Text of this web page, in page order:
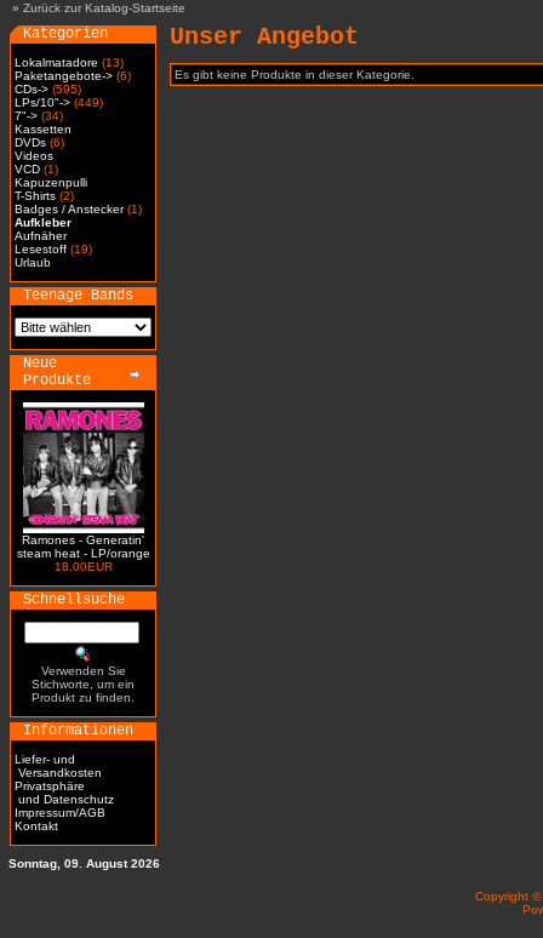
» Zurück zur Katalog-Startseite
Kategorien
Lokalmatadore (13)
Paketangebote-> (6)
CDs-> (595)
LPs/10"-> (449)
7"-> (34)
Kassetten
DVDs (6)
Videos
VCD (1)
Kapuzenpulli
T-Shirts (2)
Badges / Anstecker(1)
Aufkleber
Aufnäher
Lesestoff (19)
Urlaub
Teenage Bands
Neue
Produkte
Ramones - Generatin'
steam heat - LP/orange
18.00EUR
Schnellsuche
Verwenden Sie
Stichworte, um ein
Produkt zu finden.
Informationen
Liefer- und
Versandkosten
Privatsphäre
und Datenschutz
Impressum/AGB
Kontakt
Unser Angebot
Es gibt keine Produkte in dieser Kategorie.
Sonntag, 09. August 2026
Copyright